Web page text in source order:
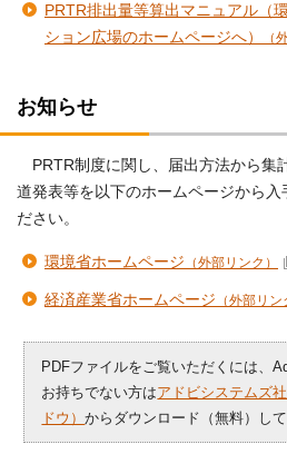
PRTR排出量等算出マニュアル（
ション広場のホームページへ）
（
お知らせ
PRTR制度に関し、届出方法から集
道発表等を以下のホームページから入
ださい。
環境省ホームページ （外部リンク）
経済産業省ホームページ （外部リン
PDFファイルをご覧いただくには、
お持ちでない方はアドビシステムズ
ドウ）からダウンロード（無料）して